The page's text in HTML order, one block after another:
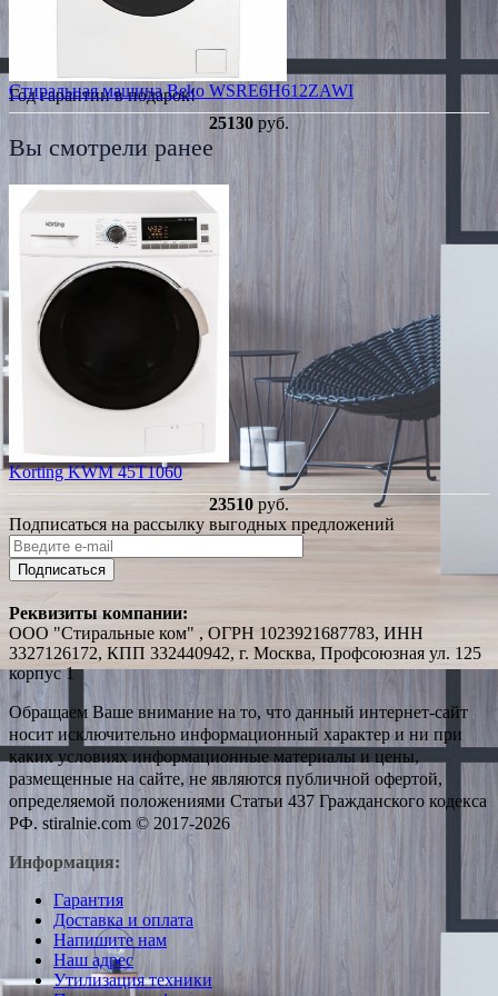
Год гарантии в подарок!
Стиральная машина Beko WSRE6H612ZAWI
25130 руб.
Вы смотрели ранее
Korting KWM 45T1060
23510 руб.
Подписаться на рассылку выгодных предложений
Подписаться
Реквизиты компании:
ООО "Стиральные ком" , ОГРН 1023921687783, ИНН
3327126172, КПП 332440942, г. Москва, Профсоюзная ул. 125
корпус 1
Обращаем Ваше внимание на то, что данный интернет-сайт
носит исключительно информационный характер и ни при
каких условиях информационные материалы и цены,
размещенные на сайте, не являются публичной офертой,
определяемой положениями Статьи 437 Гражданского кодекса
РФ. stiralnie.com © 2017-2026
Информация:
Гарантия
Доставка и оплата
Напишите нам
Наш адрес
Утилизация техники